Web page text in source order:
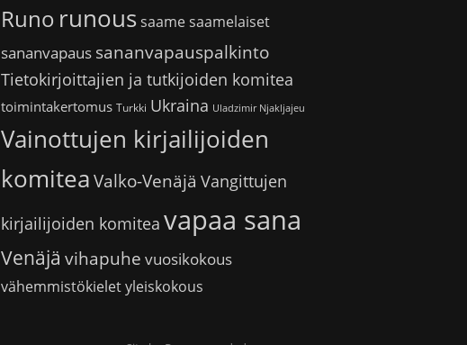
Runo runoussaamesaamelaiset
sananvapaus sananvapauspalkinto
Tietokirjoittajien ja tutkijoiden komitea
toimintakertomus Turkki Ukraina Uladzimir Njakljajeu
Vainottujen kirjailijoiden
komitea Valko-Venäjä Vangittujen
kirjailijoiden komitea vapaa sana
Venäjä vihapuhe vuosikokous
vähemmistökieletyleiskokous